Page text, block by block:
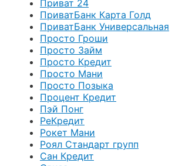
Приват 24
ПриватБанк Карта Голд
ПриватБанк Универсальная
Просто Гроши
Просто Займ
Просто Кредит
Просто Мани
Просто Позыка
Процент Кредит
Пэй Понг
РеКредит
Рокет Мани
Роял Стандарт групп
Сан Кредит